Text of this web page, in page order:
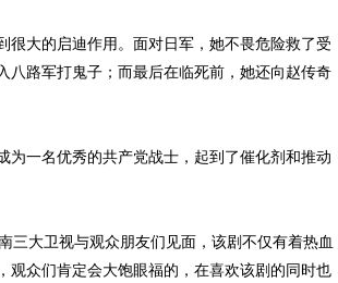
大的启迪作用。面对日军，她不畏危险救了受
八路军打鬼子；而最后在临死前，她还向赵传奇
一名优秀的共产党战士，起到了催化剂和推动
大卫视与观众朋友们见面，该剧不仅有着热血
观众们肯定会大饱眼福的，在喜欢该剧的同时也